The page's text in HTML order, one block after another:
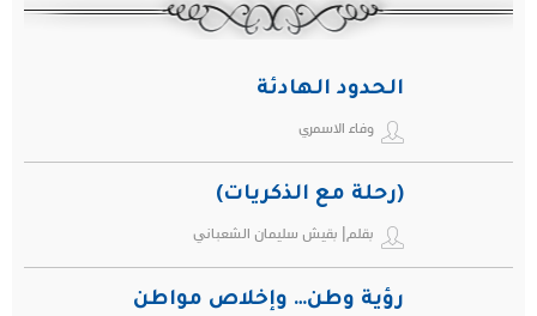
الحدود الهادئة
وفاء الاسمري
(رحلة مع الذكريات)
بقلم| بقيش سليمان الشعباني
رؤية وطن… وإخلاص مواطن